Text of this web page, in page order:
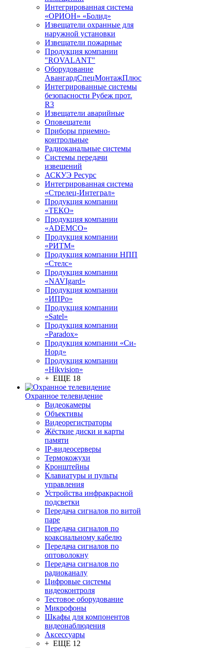
Интегрированная система
«ОРИОН» «Болид»
Извещатели охранные для
наружной установки
Извещатели пожарные
Продукция компании
"ROVALANT"
Оборудование
АвангардСпецМонтажПлюс
Интегрированные системы
безопасности Рубеж прот.
R3
Извещатели аварийные
Оповещатели
Приборы приемно-
контрольные
Радиоканальные системы
Системы передачи
извещений
АСКУЭ Ресурс
Интегрированная система
«Стрелец-Интеграл»
Продукция компании
«ТЕКО»
Продукция компании
«ADEMCO»
Продукция компании
«РИТМ»
Продукция компании НПП
«Стелс»
Продукция компании
«NAVIgard»
Продукция компании
«ИПРо»
Продукция компании
«Satel»
Продукция компании
«Paradox»
Продукция компании «Си-
Норд»
Продукция компании
«Hikvision»
+ ЕЩЕ 18
Охранное телевидение
Видеокамеры
Объективы
Видеорегистраторы
Жёсткие диски и карты
памяти
IP-видеосерверы
Термокожухи
Кронштейны
Клавиатуры и пульты
управления
Устройства инфракрасной
подсветки
Передача сигналов по витой
паре
Передача сигналов по
коаксиальному кабелю
Передача сигналов по
оптоволокну
Передача сигналов по
радиоканалу
Цифровые системы
видеоконтроля
Тестовое оборудование
Микрофоны
Шкафы для компонентов
видеонаблюдения
Аксессуары
+ ЕЩЕ 12